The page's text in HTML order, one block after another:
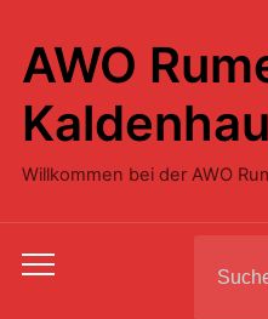
AWO
Willkommen bei der AWO
Toggle
for: